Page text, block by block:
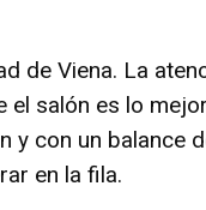
de Viena. La
salón es lo
y con un balance
en la fila.